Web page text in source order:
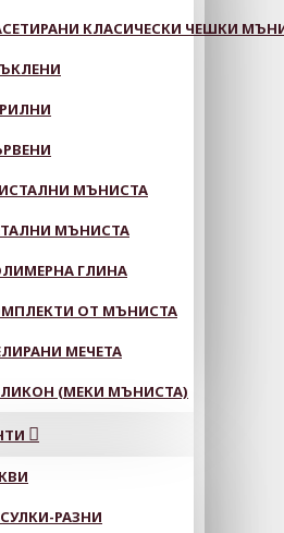
КЛАСИЧЕСКИ ЧЕШКИ
МЪНИСТА
МЪНИСТА
ГЛИНА
ОТ МЪНИСТА
МЕЧЕТА
(МЕКИ МЪНИСТА)
РАЗНИ